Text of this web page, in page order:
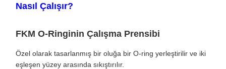
Nasıl Çalışır?
FKM O-Ringinin Çalışma Prensibi
Özel olarak tasarlanmış bir oluğa bir O-ring yerleştirilir ve iki
eşleşen yüzey arasında sıkıştırılır.